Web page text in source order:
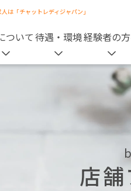
は「チャットレディジャパン」
ついて待遇・環境経験者の
店